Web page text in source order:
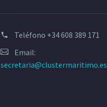
Teléfono +34 608 389 171
Email:
secretaria@clustermaritimo.es